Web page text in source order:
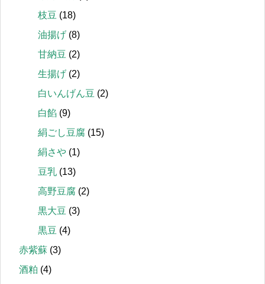
枝豆 (18)
油揚げ (8)
甘納豆 (2)
生揚げ (2)
白いんげん豆 (2)
白餡 (9)
絹ごし豆腐 (15)
絹さや (1)
豆乳 (13)
高野豆腐 (2)
黒大豆 (3)
黒豆 (4)
赤紫蘇 (3)
酒粕 (4)